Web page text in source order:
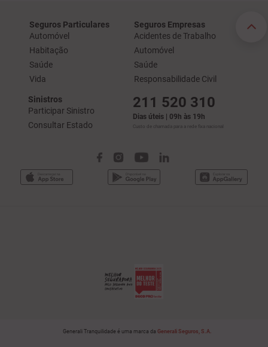
Seguros Particulares
Automóvel
Habitação
Saúde
Vida
Seguros Empresas
Acidentes de Trabalho
Automóvel
Saúde
Responsabilidade Civil
Sinistros
Participar Sinistro
Consultar Estado
211 520 310
Dias úteis | 09h às 19h
Custo de chamada para a rede fixa nacional
Generali Tranquilidade é uma marca da Generali Seguros, S.A.